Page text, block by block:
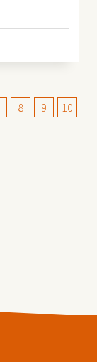
8 9
10